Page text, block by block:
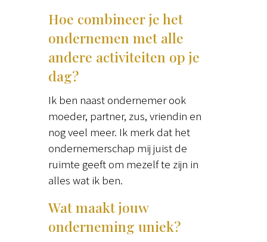
Hoe combineer je het
ondernemen met alle
andere activiteiten op je
dag?
Ik ben naast ondernemer ook
moeder, partner, zus, vriendin en
nog veel meer. Ik merk dat het
ondernemerschap mij juist de
ruimte geeft om mezelf te zijn in
alles wat ik ben.
Wat maakt jouw
onderneming uniek?